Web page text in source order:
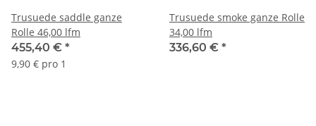
Trusuede saddle ganze
Rolle 46,00 lfm
455,40 € *
9,90 € pro 1
Trusuede smoke ganze Rolle
34,00 lfm
336,60 € *